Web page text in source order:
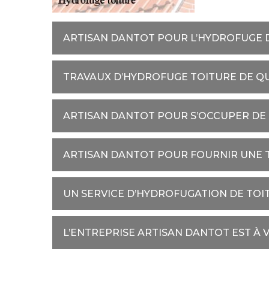
ARTISAN DANTOT POUR L’HYDROFUGE
TRAVAUX D’HYDROFUGE TOITURE DE
ARTISAN DANTOT POUR S’OCCUPER
ARTISAN DANTOT POUR FOURNIR UNE
UN SERVICE D’HYDROFUGATION DE
L’ENTREPRISE ARTISAN DANTOT EST À